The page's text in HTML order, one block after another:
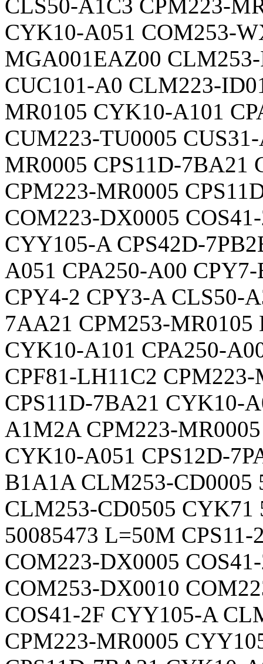
CLS50-A1C3 CPM223-
CYK10-A051 COM253-
MGA001EAZ00
CUC101-A0 CLM223-
MR0105 CYK10-A101
CUM223-TU0005
MR0005 CPS11D-7BA21
CPM223-MR0005
COM223-DX0005
CYY105-A CPS42D-
A051 CPA250-A00 CPY7-
CPY4-2 CPY3-A CLS50-
7AA21 CPM253-MR0105
CYK10-A101 CPA250-
CPF81-LH11C2 CPM223-
CPS11D-7BA21 CYK10-
A1M2A CPM223-
CYK10-A051 CPS12D-
B1A1A CLM253-CD0005
CLM253-CD0505 CYK71
50085473 L=50M CPS11-
COM223-DX0005
COM253-DX0010
COS41-2F CYY105-A
CPM223-MR0005